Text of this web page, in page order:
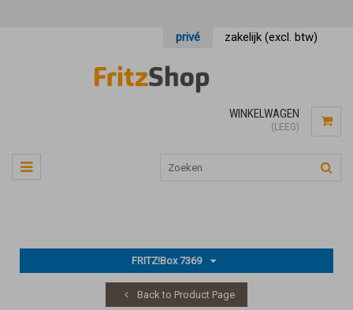
privé zakelijk (excl. btw)
WINKELWAGEN
(LEEG)
FRITZ!Box 7369
Back to Product Page